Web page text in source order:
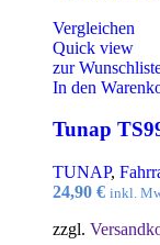
Vergleichen
Quick view
zur
In den
Tunap
TUNAP,
24,90 € inkl.
zzgl.